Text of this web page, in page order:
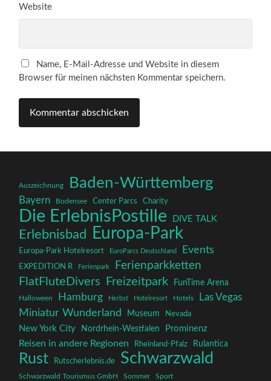
Website
Name, E-Mail-Adresse und Website in diesem
Browser für meinen nächsten Kommentar speichern.
Auszeichnung Baden-Württemberg
Bayern Bodensee Center Parcs Charity
Die ErlebnisPostille DIVE TALK
Erlebnisbad Europa-Park
Europa-Park Hotelresort EuroParcs Deutschland Events
EXPEDITION R Ferienpark Ferienparkketten
FlatFluteDivers Freizeitpark FunTime Arena
Halloween Hamburg Herbst Hotelresort Hotels
Las Vegas
Miniatur Wunderland
Museum Nevada
New York City Nordrhein-Westfalen Prominenz
Reisen in andere Regionen Rheinland-Pfalz Rulantica
Rust Rutscherlebnis.de Schwarzwald
Schwarzwald Tourismus GmbH Sommer Sport